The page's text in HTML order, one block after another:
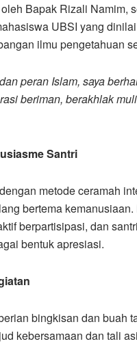
Bapak Rizali Namim,
UBSI yang
ilmu pengetahuan
peran Islam, saya
beriman, berakhlak
Santri
metode ceramah
bertema
berpartisipasi, dan
bentuk apresiasi.
bingkisan dan buah
kebersamaan dan tali